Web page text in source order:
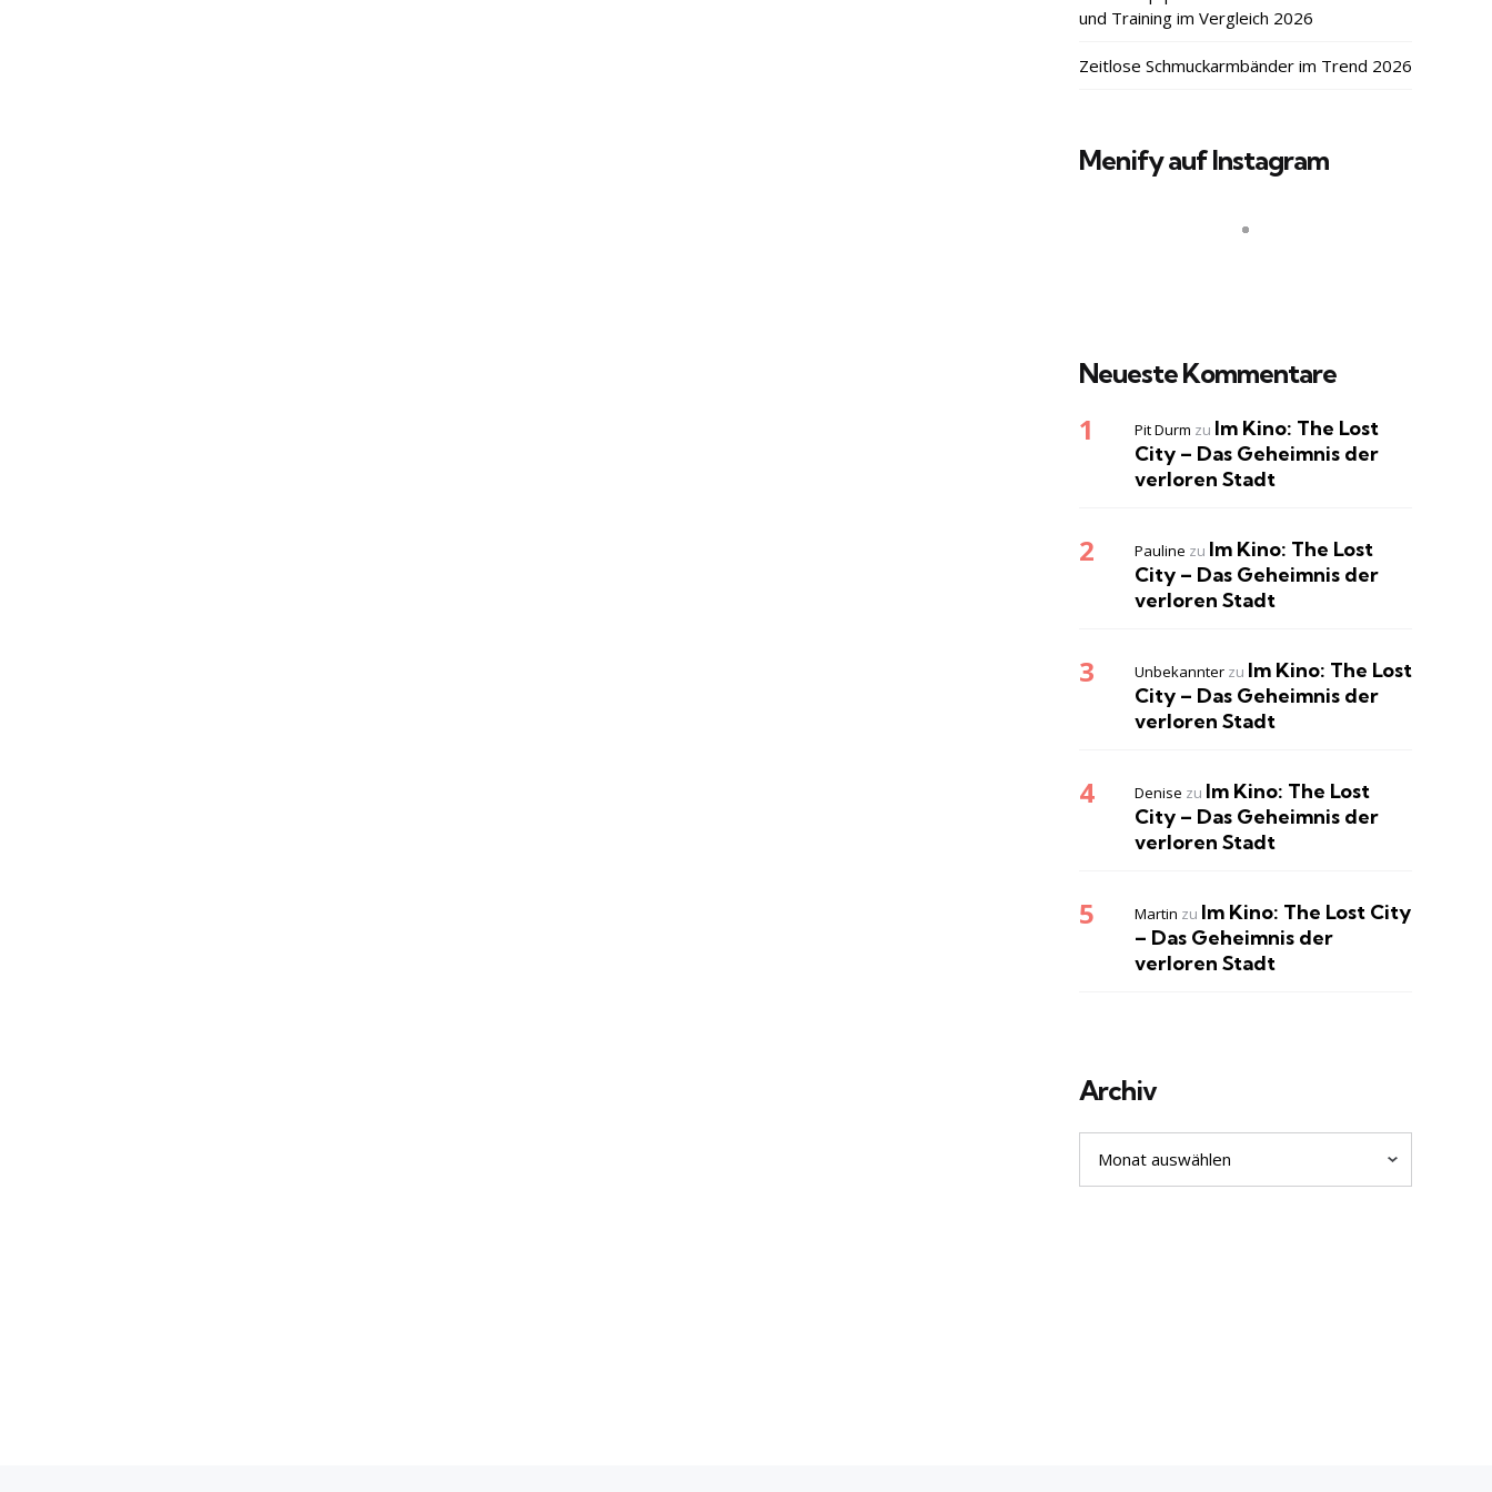
und Training im Vergleich 2026
Zeitlose Schmuckarmbänder im Trend 2026
Menify auf Instagram
Neueste Kommentare
Pit Durm zu Im Kino: The Lost
City – Das Geheimnis der
verloren Stadt
Pauline zu Im Kino: The Lost
City – Das Geheimnis der
verloren Stadt
Unbekannter zu Im Kino: The Lost
City – Das Geheimnis der
verloren Stadt
Denise zu Im Kino: The Lost
City – Das Geheimnis der
verloren Stadt
Martin zu Im Kino: The Lost City
– Das Geheimnis der
verloren Stadt
Archiv